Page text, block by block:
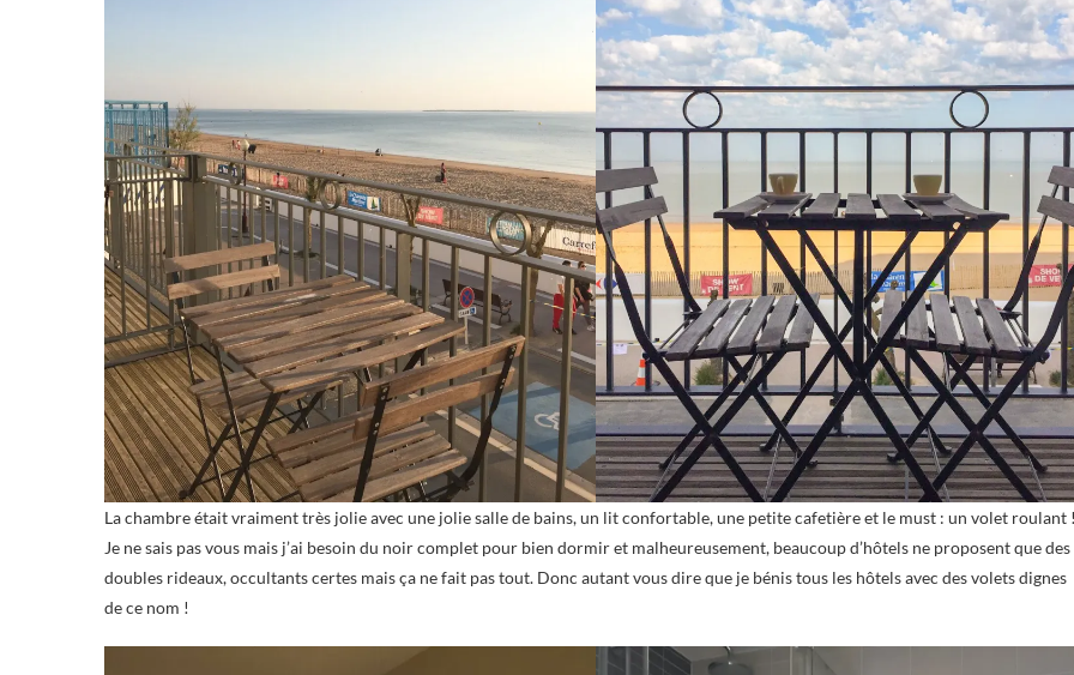
La chambre était vraiment très jolie avec une jolie salle de bains, un lit confortable, une petite cafetière et le must : un volet roulant
Je ne sais pas vous mais j’ai besoin du noir complet pour bien dormir et malheureusement, beaucoup d’hôtels ne proposent que des
doubles rideaux, occultants certes mais ça ne fait pas tout. Donc autant vous dire que je bénis tous les hôtels avec des volets dignes
de ce nom !